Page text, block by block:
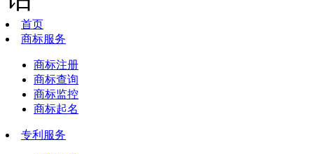
首页
商标服务
商标注册
商标查询
商标监控
商标起名
专利服务